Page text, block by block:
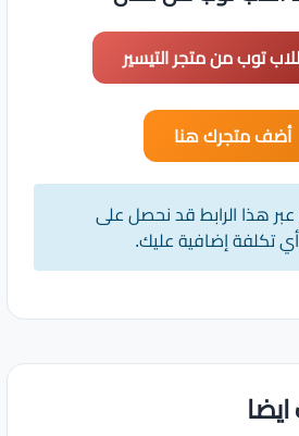
توب من متجر التيسير
أضف متجرك هنا
عبر هذا الرابط قد نحصل على
تكلفة إضافية عليك.